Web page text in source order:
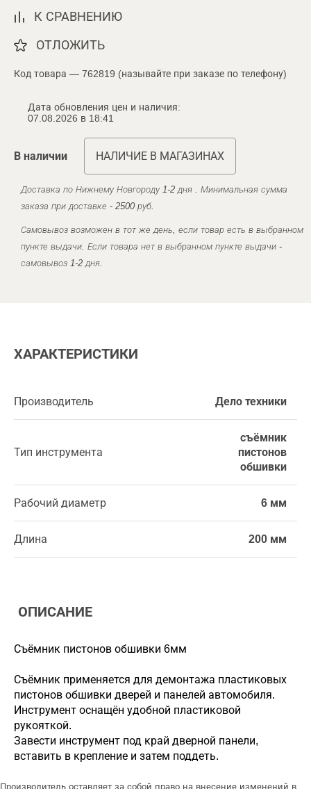
К СРАВНЕНИЮ
ОТЛОЖИТЬ
Код товара — 762819 (называйте при заказе по телефону)
Дата обновления цен и наличия:
07.08.2026 в 18:41
В наличии НАЛИЧИЕ В МАГАЗИНАХ
Доставка по Нижнему Новгороду 1-2 дня . Минимальная сумма
заказа при доставке - 2500 руб.
Самовывоз возможен в тот же день, если товар есть в выбранном
пункте выдачи. Если товара нет в выбранном пункте выдачи -
самовывоз 1-2 дня.
ХАРАКТЕРИСТИКИ
Производитель Дело техники
Тип инструмента
съёмник
пистонов
обшивки
Рабочий диаметр 6 мм
Длина 200 мм
ОПИСАНИЕ
Съёмник пистонов обшивки 6мм
Съёмник применяется для демонтажа пластиковых
пистонов обшивки дверей и панелей автомобиля.
Инструмент оснащён удобной пластиковой
рукояткой.
Завести инструмент под край дверной панели,
вставить в крепление и затем поддеть.
Производитель оставляет за собой право на внесение изменений в